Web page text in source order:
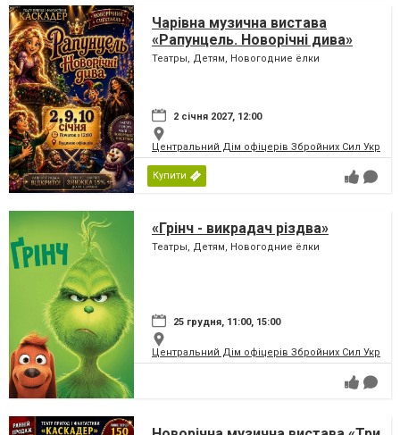
Чарівна музична вистава
«Рапунцель. Новорічні дива»
Театры, Детям, Новогодние ёлки
2 січня 2027, 12:00
Центральний Дім офіцерів Збройних Сил
Купити
«Грінч - викрадач різдва»
Театры, Детям, Новогодние ёлки
25 грудня, 11:00, 15:00
Центральний Дім офіцерів Збройних Сил